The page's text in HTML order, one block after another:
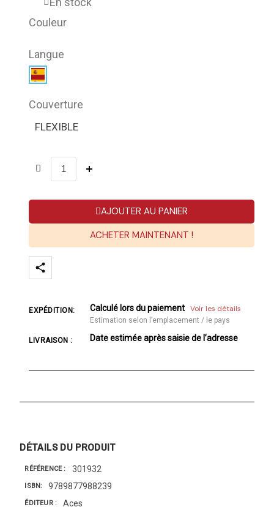
Couleur
Langue
Couverture
FLEXIBLE
AJOUTER AU PANIER
ACHETER MAINTENANT !
EXPÉDITION: Calculé lors du paiement Voir les détails
Estimation selon l’emplacement / le pays
LIVRAISON : Date estimée après saisie de l’adresse
DÉTAILS DU PRODUIT
RÉFÉRENCE 301932
ISBN 9789877988239
ÉDITEUR Aces